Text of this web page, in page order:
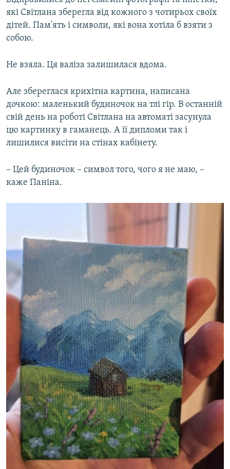
які Світлана зберегла від кожного з чотирьох своїх
дітей. Пам'ять і символи, які вона хотіла б взяти з
собою.
Не взяла. Ця валіза залишилася вдома.
Але збереглася крихітна картина, написана
дочкою: маленький будиночок на тлі гір. В останній
свій день на роботі Світлана на автоматі засунула
цю картинку в гаманець. А її дипломи так і
лишилися висіти на стінах кабінету.
– Цей будиночок – символ того, чого я не маю, –
каже Паніна.